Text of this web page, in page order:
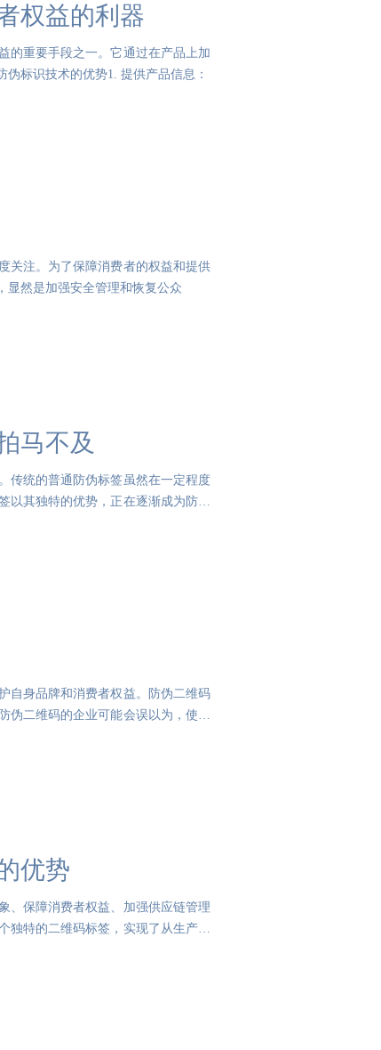
权益的利器
的重要手段之一。它通过在产品上加
标识技术的优势1. 提供产品信息：
关注。为了保障消费者的权益和提供
显然是加强安全管理和恢复公众
马不及
传统的普通防伪标签虽然在一定程度
以其独特的优势，正在逐渐成为防伪
自身品牌和消费者权益。防伪二维码
伪二维码的企业可能会误以为，使用
优势
、保障消费者权益、加强供应链管理
独特的二维码标签，实现了从生产到